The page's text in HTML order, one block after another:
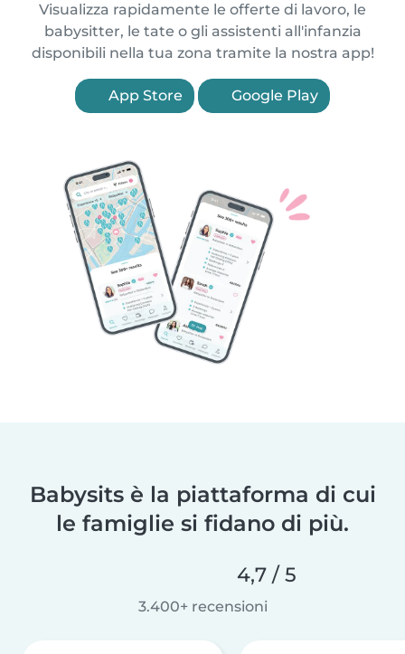
Visualizza rapidamente le offerte di lavoro, le
babysitter, le tate o gli assistenti all'infanzia
disponibili nella tua zona tramite la nostra app!
App Store Google Play
Babysits è la piattaforma di cui
le famiglie si fidano di più.
4,7 / 5
3.400+ recensioni